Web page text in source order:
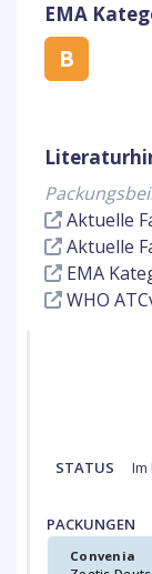
EMA
B
Aktuelle
Aktuelle
EMA
WHO
STATUS
PACKUNGEN
Convenia